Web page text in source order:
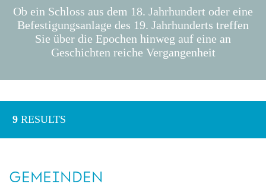
Ob ein Schloss aus dem 18. Jahrhundert oder eine
Befestigungsanlage des 19. Jahrhunderts treffen
Sie über die Epochen hinweg auf eine an
Geschichten reiche Vergangenheit
9 RESULTS
GEMEINDEN